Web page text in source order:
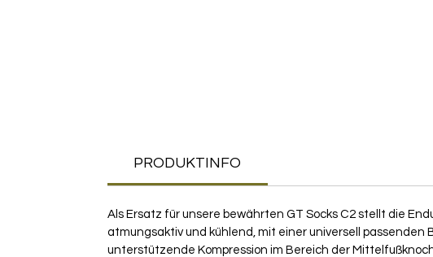
PRODUKTINFO
Als Ersatz für unsere bewährten GT Socks C2 stellt die
atmungsaktiv und kühlend, mit einer universell passenden
unterstützende Kompression im Bereich der